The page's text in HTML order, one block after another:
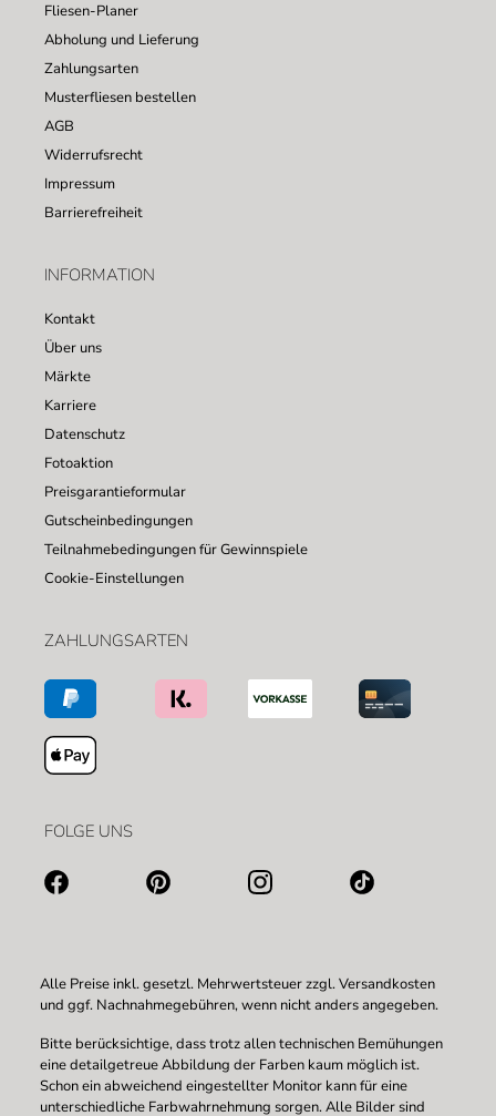
Fliesen-Planer
Abholung und Lieferung
Zahlungsarten
Musterfliesen bestellen
AGB
Widerrufsrecht
Impressum
Barrierefreiheit
INFORMATION
Kontakt
Über uns
Märkte
Karriere
Datenschutz
Fotoaktion
Preisgarantieformular
Gutscheinbedingungen
Teilnahmebedingungen für Gewinnspiele
Cookie-Einstellungen
ZAHLUNGSARTEN
FOLGE UNS
Alle Preise inkl. gesetzl. Mehrwertsteuer zzgl.Versandkosten
und ggf. Nachnahmegebühren, wenn nicht anders angegeben.
Bitte berücksichtige, dass trotz allen technischen Bemühungen
eine detailgetreue Abbildung der Farben kaum möglich ist.
Schon ein abweichend eingestellter Monitor kann für eine
unterschiedliche Farbwahrnehmung sorgen. Alle Bilder sind